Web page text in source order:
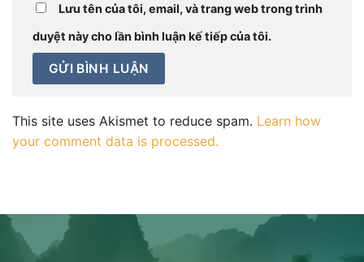
Lưu tên của tôi, email, và trang web trong trình
duyệt này cho lần bình luận kế tiếp của tôi.
This site uses Akismet to reduce spam. Learn how
your comment data is processed.